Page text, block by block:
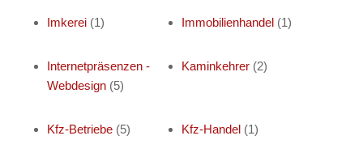
Imkerei(1) Immobilienhandel(1)
Internetpräsenzen -
Webdesign(5)
Kaminkehrer(2)
Kfz-Betriebe(5) Kfz-Handel(1)